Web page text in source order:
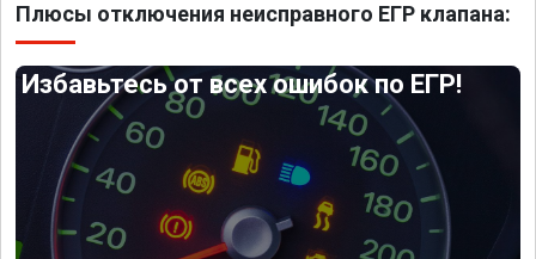
Плюсы отключения неисправного ЕГР клапана:
Избавьтесь от всех ошибок по ЕГР!